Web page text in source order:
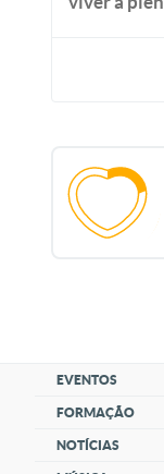
EVENTOS
FORMAÇÃO
NOTÍCIAS